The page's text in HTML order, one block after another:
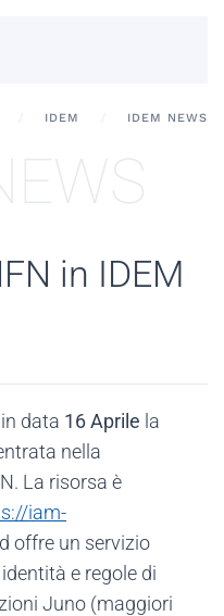
IDEM IDEM NEWS
in IDEM
data 16 Aprile la
nella
La risorsa è
iam-
offre un servizio
e regole di
Juno (maggiori